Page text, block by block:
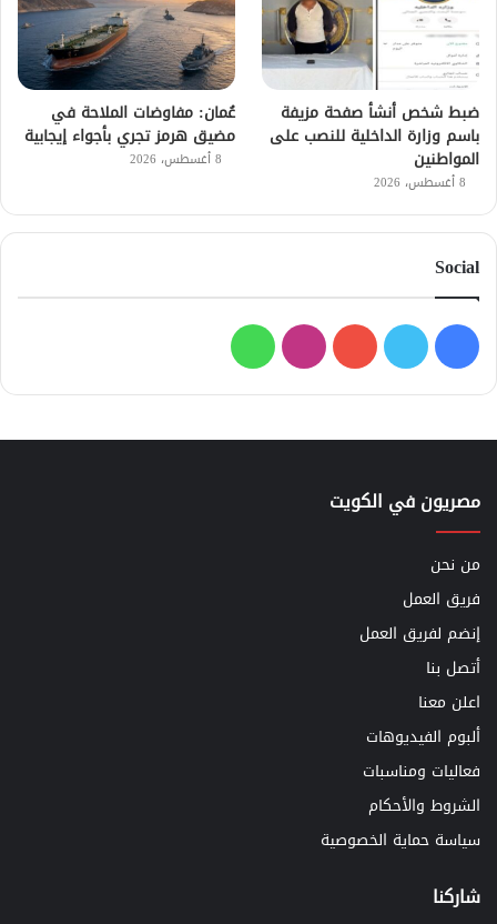
ضبط شخص أنشأ صفحة مزيفة
باسم وزارة الداخلية للنصب على
المواطنين
8 أغسطس، 2026
عُمان: مفاوضات الملاحة في
مضيق هرمز تجري بأجواء إيجابية
8 أغسطس، 2026
Social
فيسبوك
تويتر يوتيوبانستقرامواتساب
مصريون في الكويت
من نحن
فريق العمل
إنضم لفريق العمل
أتصل بنا
اعلن معنا
ألبوم الفيديوهات
فعاليات ومناسبات
الشروط والأحكام
سياسة حماية الخصوصية
شاركنا